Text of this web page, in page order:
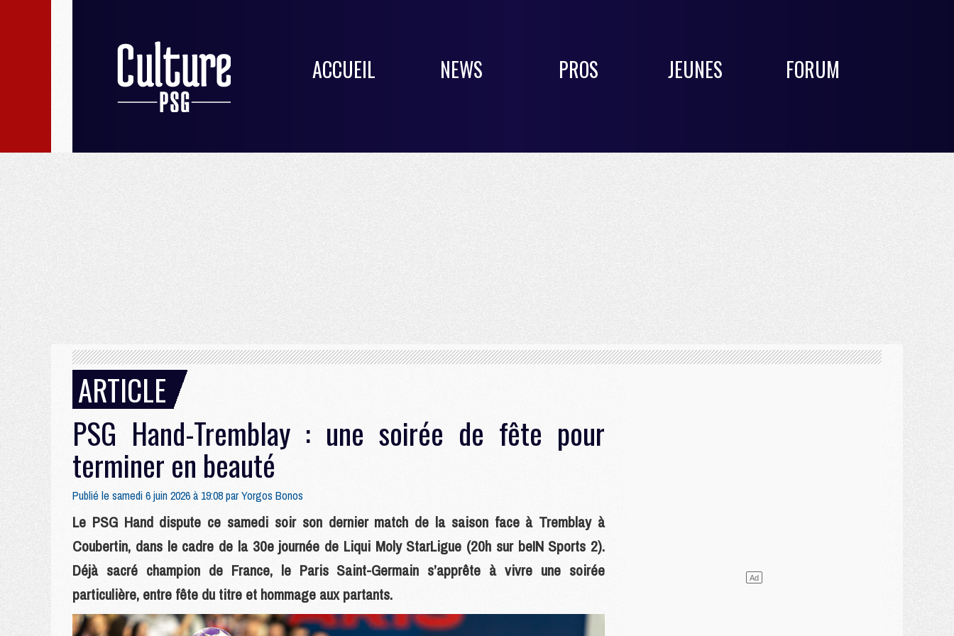
ACCUEIL NEWS PROS JEUNES FORUM
ARTICLE
PSG Hand-Tremblay : une soirée de fête pour
terminer en beauté
Publié le samedi 6 juin 2026 à 19:08 parYorgos Bonos
Le PSG Hand dispute ce samedi soir son dernier match de la saison face à Tremblay à
Coubertin, dans le cadre de la 30e journée de Liqui Moly StarLigue (20h sur beIN Sports 2).
Déjà sacré champion de France, le Paris Saint-Germain s’apprête à vivre une soirée
particulière, entre fête du titre et hommage aux partants.